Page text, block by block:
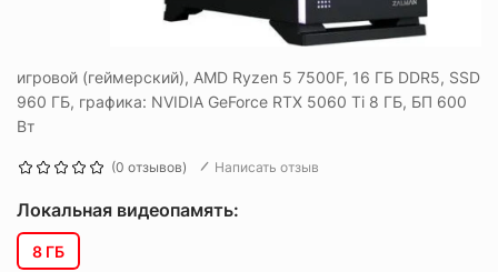
игровой (геймерский), AMD Ryzen 5 7500F, 16 ГБ DDR5, SSD
960 ГБ, графика: NVIDIA GeForce RTX 5060 Ti 8 ГБ, БП 600
Вт
(0 отзывов) Написать отзыв
Локальная видеопамять:
8 ГБ